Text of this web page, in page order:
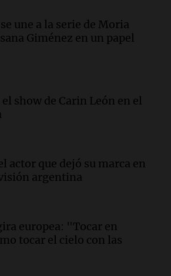
de la propiedad
une a la serie de Moria
Giménez en un papel
show de Carin León en el
actor que dejó su marca en
argentina
europea: "Tocar en
tocar el cielo con las